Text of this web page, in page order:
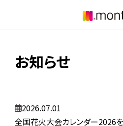
お知らせ
2026.07.01
全国花火大会カレンダー2026